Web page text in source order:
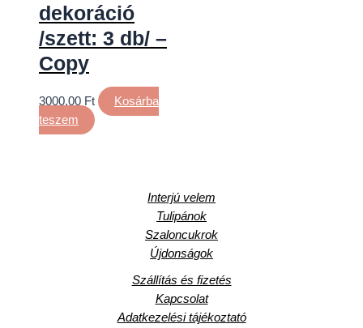
dekoráció
/szett: 3 db/ –
Copy
3000,00 Ft
Kosárba
teszem
Interjú velem
Tulipánok
Szaloncukrok
Újdonságok
Szállítás és fizetés
Kapcsolat
Adatkezelési tájékoztató